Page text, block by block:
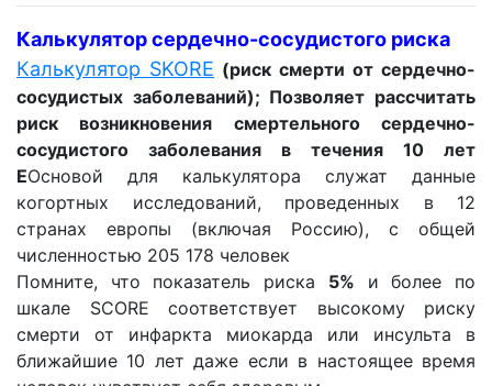
Калькулятор сердечно-сосудистого риска
Калькулятор SKORE (риск смерти от сердечно-
сосудистых заболеваний); Позволяет рассчитать
риск возникновения смертельного сердечно-
сосудистого заболевания в течения 10 лет
ЕОсновой для калькулятора служат данные
когортных исследований, проведенных в 12
странах европы (включая Россию), с общей
численностью 205 178 человек
Помните, что показатель риска 5% и более по
шкале SCORE соответствует высокому риску
смерти от инфаркта миокарда или инсульта в
ближайшие 10 лет даже если в настоящее время